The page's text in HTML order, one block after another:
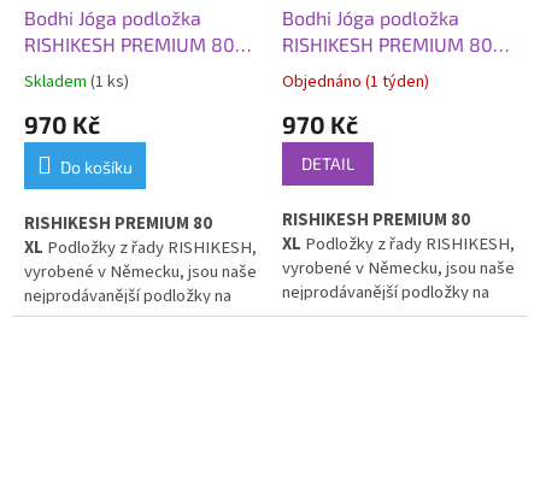
Bodhi Jóga podložka
RISHIKESH PREMIUM 80
XL, 200x80x0,45 cm,
divoká borůvka
Skladem (1 ks)
970 Kč
Do košíku
RISHIKESH PREMIUM 80
XL Podložky z řady RISHIKESH,
vyrobené v Německu, jsou naše
nejprodávanější podložky na
jógu. Jsou vhodné pro domácí,
Bodhi Jóga podložka
RISHIKESH PREMIUM 80
XL, 200x80x0,45 cm,
žlutá hořčice
Objednáno (1 týden)
970 Kč
DETAIL
RISHIKESH PREMIUM 80
XL Podložky z řady RISHIKESH,
vyrobené v Německu, jsou naše
nejprodávanější podložky na
jógu. Jsou vhodné pro domácí,